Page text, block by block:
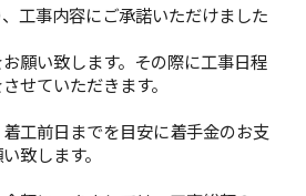
工事内容にご承諾いただけました
願い致します。その際に工事日程
せていただきます。
工前日までを目安に着手金のお支
致します。